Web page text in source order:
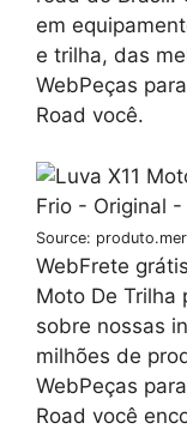
em
e trilha, das
WebPeças
Road você.
Source:
WebFrete
Moto De Trilha
sobre nossas
milhões de
WebPeças
Road você